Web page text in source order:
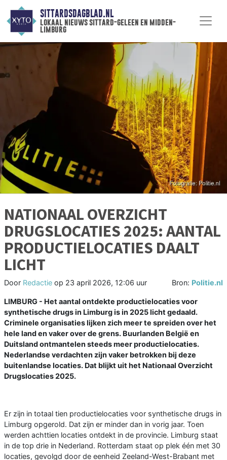
SITTARDSDAGBLAD.NL
lokaal nieuws sittard-geleen en midden-
limburg
NATIONAAL OVERZICHT
DRUGSLOCATIES 2025: AANTAL
PRODUCTIELOCATIES DAALT
LICHT
Door Redactie op 23 april 2026, 12:06 uur Bron: Politie.nl
LIMBURG - Het aantal ontdekte productielocaties voor
synthetische drugs in Limburg is in 2025 licht gedaald.
Criminele organisaties lijken zich meer te spreiden over het
hele land en vaker over de grens. Buurlanden België en
Duitsland ontmantelen steeds meer productielocaties.
Nederlandse verdachten zijn vaker betrokken bij deze
buitenlandse locaties. Dat blijkt uit het Nationaal Overzicht
Drugslocaties 2025.
Er zijn in totaal tien productielocaties voor synthetische drugs in
Limburg opgerold. Dat zijn er minder dan in vorig jaar. Toen
werden achttien locaties ontdekt in de provincie. Limburg staat
in de top drie in Nederland. Rotterdam staat op plek één met 30
locaties, gevolgd door de eenheid Zeeland-West-Brabant met